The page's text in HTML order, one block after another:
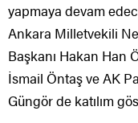
yapmaya devam
Ankara Milletvekili
Başkanı Hakan Han
İsmail Öntaş ve AK
Güngör de katılım